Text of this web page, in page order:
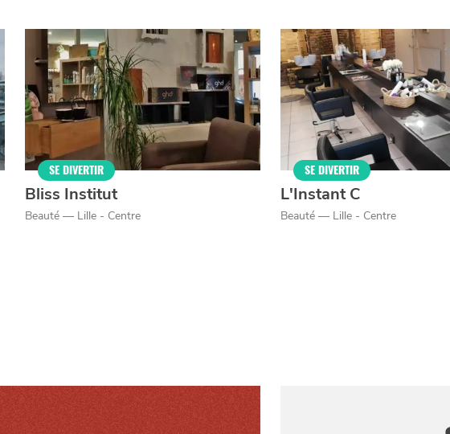
Nous contacter
SE DIVERTIR
Bliss Institut
Beauté — Lille - Centre
SE DIVERTIR
L'Instant C
Beauté — Lille - Centre